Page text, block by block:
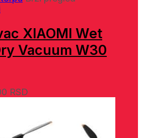
XIAOMI Wet
Vacuum W30
RSD